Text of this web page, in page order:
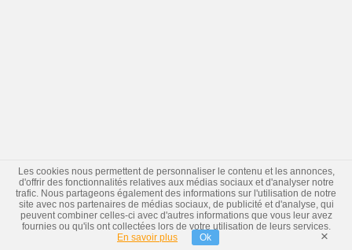
Les cookies nous permettent de personnaliser le contenu et les annonces,
d'offrir des fonctionnalités relatives aux médias sociaux et d'analyser notre
trafic. Nous partageons également des informations sur l'utilisation de notre
site avec nos partenaires de médias sociaux, de publicité et d'analyse, qui
peuvent combiner celles-ci avec d'autres informations que vous leur avez
fournies ou qu'ils ont collectées lors de votre utilisation de leurs services.
En savoir plus
Ok ×